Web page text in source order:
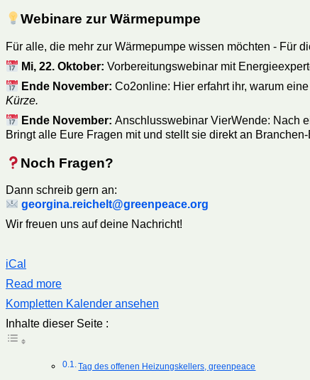
Webinare zur Wärmepumpe
Für alle, die mehr zur Wärmepumpe wissen möchten - Für
Mi, 22. Oktober:Vorbereitungswebinar mit
Ende November:Co2online: Hier erfahrt ihr, warum
Kürze.
Ende November:Anschlusswebinar VierWende: Nach
Bringt alle Eure Fragen mit und stellt sie direkt an
Noch Fragen?
Dann schreib gern an:
georgina.reichelt@greenpeace.org
Wir freuen uns auf deine Nachricht!
iCal
Read more
Kompletten Kalender ansehen
Inhalte dieser Seite :
Tag des offenen Heizungskellers, greenpeace